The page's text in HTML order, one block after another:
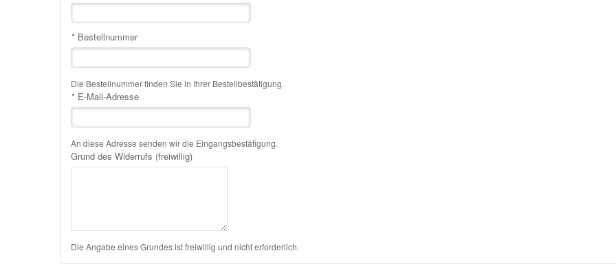
* Bestellnummer
Die Bestellnummer finden Sie in Ihrer Bestellbestätigung.
* E-Mail-Adresse
An diese Adresse senden wir die Eingangsbestätigung.
Grund des Widerrufs (freiwillig)
Die Angabe eines Grundes ist freiwillig und nicht erforderlich.